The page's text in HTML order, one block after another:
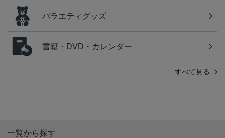
バラエティグッズ
書籍・DVD・カレンダー
すべて見る
一覧から探す